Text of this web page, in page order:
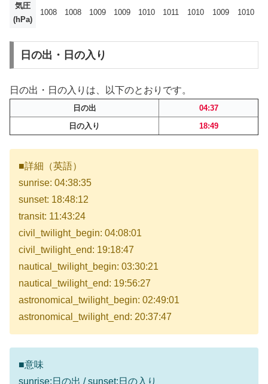
気圧
(hPa)
1008 1008 1009 1009 1010 1011 1010 1009 1010
日の出・日の入り
日の出・日の入りは、以下のとおりです。
日の出
04:37
日の入り
18:49
■詳細（英語）
sunrise: 04:38:35
sunset: 18:48:12
transit: 11:43:24
civil_twilight_begin: 04:08:01
civil_twilight_end: 19:18:47
nautical_twilight_begin: 03:30:21
nautical_twilight_end: 19:56:27
astronomical_twilight_begin: 02:49:01
astronomical_twilight_end: 20:37:47
■意味
sunrise:日の出 / sunset:日の入り